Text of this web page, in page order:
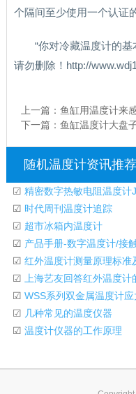
个隔间至少使用一个认证
“你对冷藏温度计的
请勿删除！http://
上一篇： 鱼缸用温度计来
下一篇： 鱼缸温度计大盘
随机温度计资讯推荐
☑ 精密数字热敏电阻温度计
4A简介
☑ 时代周刊温度计追踪
☑ 超市冰箱内温度计
☑ 产品手册-数字温度计/接
度计/便携式温度
☑ 红外温度计测量原理标准
用实例
☑ 上海艺友回答红外温度计
术问题
☑ WSS系列双金属温度计应
开展技术研究
☑ 几种常见的温度仪器
☑ 温度计仪器的工作原理